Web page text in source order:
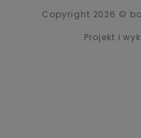
Copyright 2026 ©
Projekt i